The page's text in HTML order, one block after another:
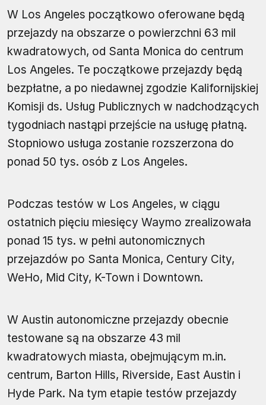
W Los Angeles początkowo oferowane będą
przejazdy na obszarze o powierzchni 63 mil
kwadratowych, od Santa Monica do centrum
Los Angeles. Te początkowe przejazdy będą
bezpłatne, a po niedawnej zgodzie Kalifornijskiej
Komisji ds. Usług Publicznych w nadchodzących
tygodniach nastąpi przejście na usługę płatną.
Stopniowo usługa zostanie rozszerzona do
ponad 50 tys. osób z Los Angeles.
Podczas testów w Los Angeles, w ciągu
ostatnich pięciu miesięcy Waymo zrealizowała
ponad 15 tys. w pełni autonomicznych
przejazdów po Santa Monica, Century City,
WeHo, Mid City, K-Town i Downtown.
W Austin autonomiczne przejazdy obecnie
testowane są na obszarze 43 mil
kwadratowych miasta, obejmującym m.in.
centrum, Barton Hills, Riverside, East Austin i
Hyde Park. Na tym etapie testów przejazdy